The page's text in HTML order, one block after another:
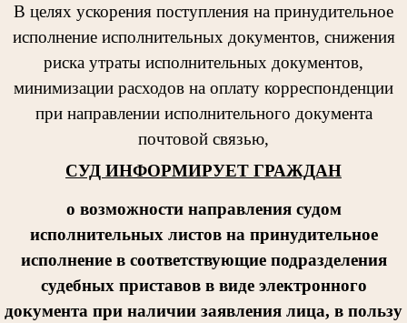
В целях ускорения поступления на принудительное
исполнение исполнительных документов, снижения
риска утраты исполнительных документов,
минимизации расходов на оплату корреспонденции
при направлении исполнительного документа
почтовой связью,
СУД ИНФОРМИРУЕТ ГРАЖДАН
о возможности направления судом
исполнительных листов на принудительное
исполнение в соответствующие подразделения
судебных приставов в виде электронного
документа при наличии заявления лица, в пользу